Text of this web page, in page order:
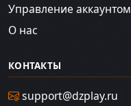
Управление аккаунтом
О нас
КОНТАКТЫ
support@dzplay.ru